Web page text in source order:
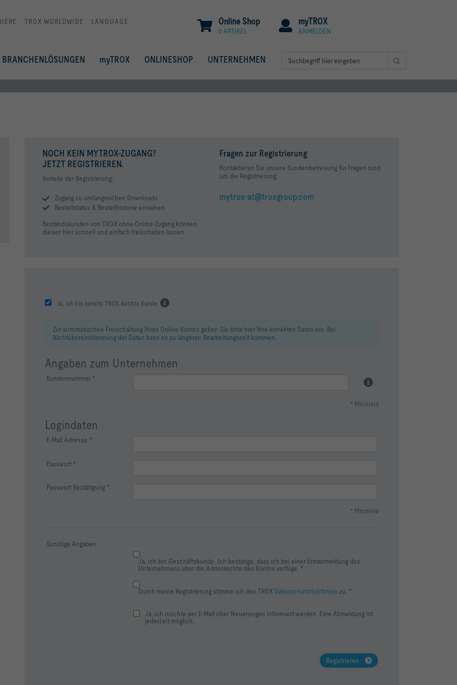
TROX WORLDWIDE LANGUAGE myTROX
ANMELDEN
Online Shop
0 ARTIKEL
BRANCHENLÖSUNGEN myTROX ONLINESHOP UNTERNEHMEN
NOCH KEIN MYTROX-ZUGANG?
JETZT REGISTRIEREN.
Vorteile der Registrierung:
Zugang zu umfangreichen Downloads
Bestellstatus & Bestellhistorie einsehen
Bestandskunden von TROX ohne Online-Zugang können
diesen hier schnell und einfach freischalten lassen.
Fragen zur Registrierung
Kontaktieren Sie unsere Kundenbetreuung für Fragen rund
um die Registrierung:
mytrox-at@troxgroup.com
Ja, ich bin bereits TROX Austria Kunde.
Zur automatischen Freischaltung Ihres Online Kontos geben Sie bitte hier Ihre korrekten Daten ein. Bei
Nichtübereinstimmung der Daten kann es zu längeren Bearbeitungszeit kommen.
Angaben zum Unternehmen
Kundennummer
* Pflichfeld
Logindaten
E-Mail Adresse
Passwort
Passwort Bestätigung
* Pflichfeld
Sonstige Angaben
Ja, ich bin Geschäftskunde. Ich bestätige, dass ich bei einer Erstanmeldung des
Unternehmens über die Adminrechte des Kontos verfüge. *
Durch meine Registrierung stimme ich den TROX Datenschutzrichtlinien zu. *
Ja, ich möchte per E-Mail über Neuerungen informiert werden. Eine Abmeldung ist
jederzeit möglich.
Registrieren